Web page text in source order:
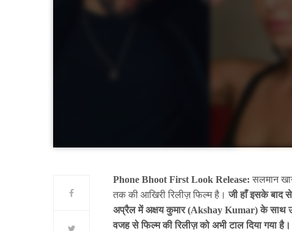
Phone Bhoot First Look Release:सलमान
तक की आखिरी रिलीज़ फिल्म है।जी हाँ इसके बाद
अप्रैल में अक्षय कुमार (Akshay Kumar) के साथ
वजह से फिल्म की रिलीज़ को अभी टाल दिया गया